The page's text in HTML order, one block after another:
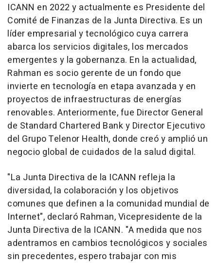
ICANN en 2022 y actualmente es Presidente del
Comité de Finanzas de la Junta Directiva. Es un
líder empresarial y tecnológico cuya carrera
abarca los servicios digitales, los mercados
emergentes y la gobernanza. En la actualidad,
Rahman es socio gerente de un fondo que
invierte en tecnología en etapa avanzada y en
proyectos de infraestructuras de energías
renovables. Anteriormente, fue Director General
de Standard Chartered Bank y Director Ejecutivo
del Grupo Telenor Health, donde creó y amplió un
negocio global de cuidados de la salud digital.
"La Junta Directiva de la ICANN refleja la
diversidad, la colaboración y los objetivos
comunes que definen a la comunidad mundial de
Internet", declaró Rahman, Vicepresidente de la
Junta Directiva de la ICANN. "A medida que nos
adentramos en cambios tecnológicos y sociales
sin precedentes, espero trabajar con mis